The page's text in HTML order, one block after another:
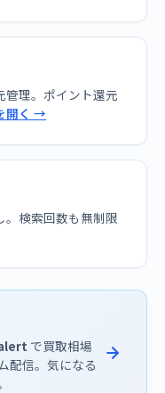
管理。ポイント還元
開く →
。検索回数も無制限
で買取相場
配信。気になる